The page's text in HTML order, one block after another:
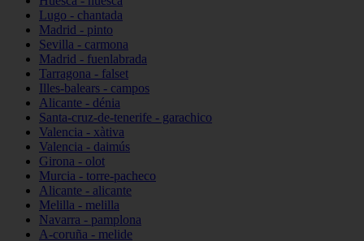
Lugo - chantada
Madrid - pinto
Sevilla - carmona
Madrid - fuenlabrada
Tarragona - falset
Illes-balears - campos
Alicante - dénia
Santa-cruz-de-tenerife - garachico
Valencia - xàtiva
Valencia - daimús
Girona - olot
Murcia - torre-pacheco
Alicante - alicante
Melilla - melilla
Navarra - pamplona
A-coruña - melide